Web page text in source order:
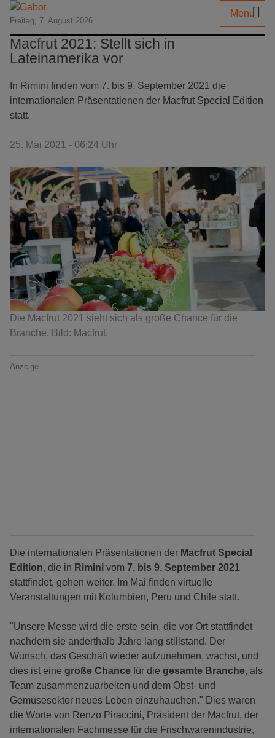
Freitag, 7. August 2026
Menu
Macfrut 2021: Stellt sich in
Lateinamerika vor
In Rimini finden vom 7. bis 9. September 2021 die
internationalen Präsentationen der Macfrut Special Edition
statt.
25. Mai 2021 - 06:24 Uhr
Die Macfrut 2021 sieht sich als große Chance für die
Branche. Bild: Macfrut.
Anzeige
Die internationalen Präsentationen der Macfrut Special
Edition, die in Rimini vom 7. bis 9. September 2021
stattfindet, gehen weiter. Im Mai finden virtuelle
Veranstaltungen mit Kolumbien, Peru und Chile statt.
"Unsere Messe wird die erste sein, die vor Ort stattfindet
nachdem sie anderthalb Jahre lang stillstand. Der
Wunsch, das Geschäft wieder aufzunehmen, wächst, und
dies ist eine große Chance für die gesamte Branche, als
Team zusammenzuarbeiten und dem Obst- und
Gemüsesektor neues Leben einzuhauchen." Dies waren
die Worte von Renzo Piraccini, Präsident der Macfrut, der
internationalen Fachmesse für die Frischwarenindustrie,